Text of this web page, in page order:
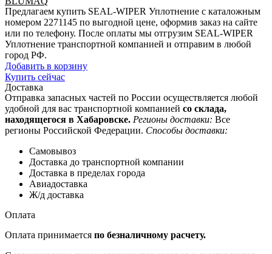
Предлагаем купить SEAL-WIPER Уплотнение с каталожным
номером 2271145 по выгодной цене, оформив заказ на сайте
или по телефону. После оплаты мы отгрузим SEAL-WIPER
Уплотнение транспортной компанией и отправим в любой
город РФ.
Добавить в корзину
Купить сейчас
Доставка
Отправка запасных частей по России осуществляется любой
удобной для вас транспортной компанией со склада,
находящегося в Хабаровске. Регионы доставки: Все
регионы Российской Федерации. Способы доставки:
Самовывоз
Доставка до транспортной компании
Доставка в пределах города
Авиадоставка
Ж/д доставка
Оплата
Оплата принимается по безналичному расчету.